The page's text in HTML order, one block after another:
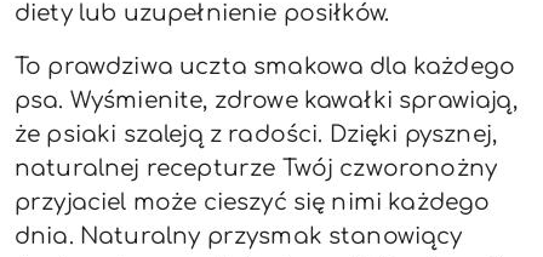
diety lub uzupełnienie posiłków.
To prawdziwa uczta smakowa dla każdego
psa. Wyśmienite, zdrowe kawałki sprawiają,
że psiaki szaleją z radości. Dzięki pysznej,
naturalnej recepturze Twój czworonożny
przyjaciel może cieszyć się nimi każdego
dnia. Naturalny przysmak stanowiący